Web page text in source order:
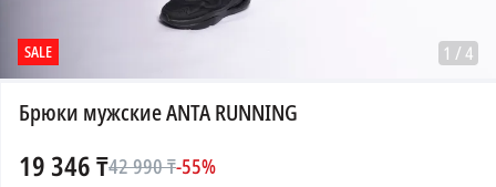
SALE 1 / 4
Брюки мужские ANTA RUNNING
19 346₸42 990₸-55%